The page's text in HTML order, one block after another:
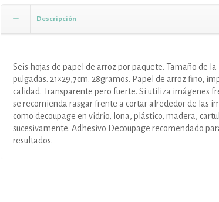
Descripción
Seis hojas de papel de arroz por paquete. Tamaño de la
pulgadas. 21×29,7cm. 28gramos. Papel de arroz fino,
calidad. Transparente pero fuerte. Si utiliza imágenes
se recomienda rasgar frente a cortar alrededor de las
como decoupage en vidrio, lona, plástico, madera,
sucesivamente. Adhesivo Decoupage recomendado
resultados.